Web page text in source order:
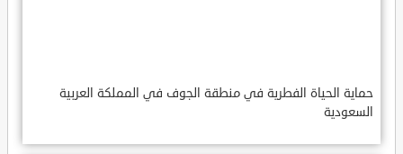
حماية الحياة الفطرية في منطقة الجوف في المملكة العربية
السعودية